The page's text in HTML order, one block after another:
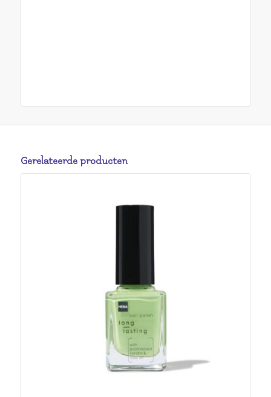
Gerelateerde producten